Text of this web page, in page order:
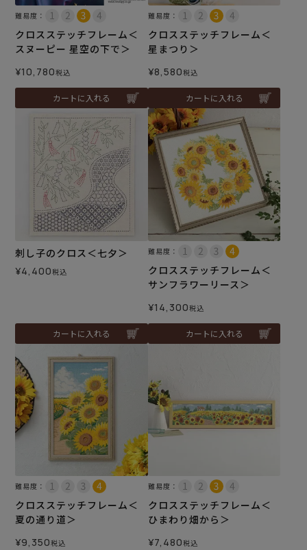
難易度：
クロスステッチフレーム＜
スヌーピー 星空の下で＞
¥10,780税込
カートに入れる
難易度：
クロスステッチフレーム＜
星まつり＞
¥8,580税込
カートに入れる
刺し子のクロス＜七夕＞
¥4,400税込
カートに入れる
難易度：
クロスステッチフレーム＜
サンフラワーリース＞
¥14,300税込
カートに入れる
難易度：
クロスステッチフレーム＜
夏の通り道＞
¥9,350税込
難易度：
クロスステッチフレーム＜
ひまわり畑から＞
¥7,480税込